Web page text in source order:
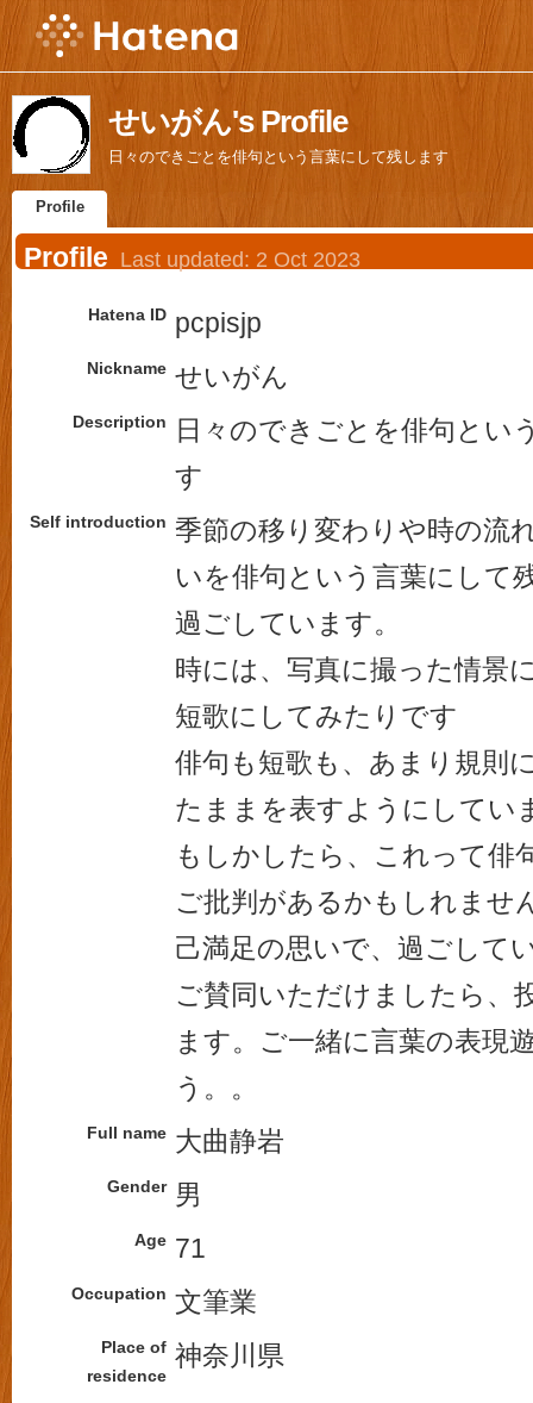
せいがん's Profile
日々のできごとを俳句という言葉にして残します
Profile
Profile Last updated: 2 Oct 2023
Hatena ID pcpisjp
Nickname せいがん
Description
日々のできごとを俳句とい
す
Self introduction 季節の移り変わりや時の流
いを俳句という言葉にして
過ごしています。
時には、写真に撮った情景
短歌にしてみたりです
俳句も短歌も、あまり規則
たままを表すようにしてい
もしかしたら、これって俳
ご批判があるかもしれませ
己満足の思いで、過ごして
ご賛同いただけましたら、
ます。ご一緒に言葉の表現
う。。
Full name 大曲静岩
Gender 男
Age 71
Occupation 文筆業
Place of
residence
神奈川県